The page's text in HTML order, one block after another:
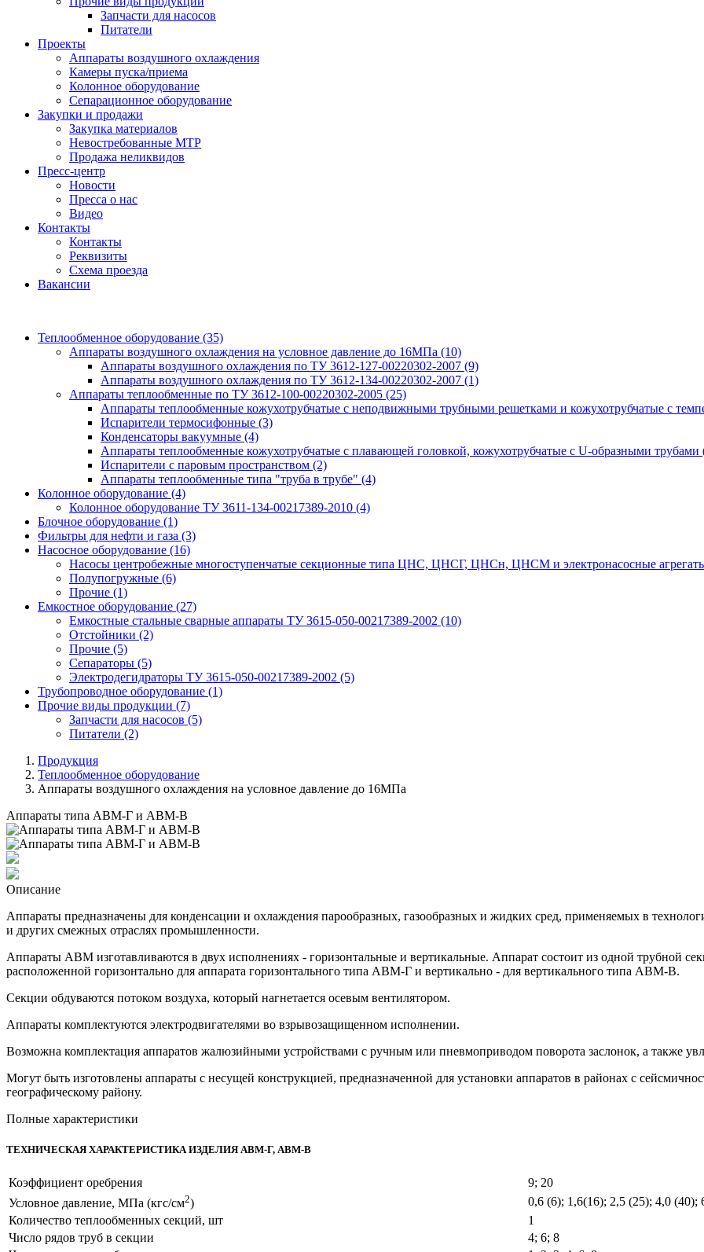
Запчасти для насосов
Питатели
Проекты
Аппараты воздушного охлаждения
Камеры пуска/приема
Колонное оборудование
Сепарационное оборудование
Закупки и продажи
Закупка материалов
Невостребованные МТР
Продажа неликвидов
Пресс-центр
Новости
Пресса о нас
Видео
Контакты
Контакты
Реквизиты
Схема проезда
Вакансии
Теплообменное оборудование (35)
Аппараты воздушного охлаждения на условное давление до 16МПа (10)
Аппараты воздушного охлаждения по ТУ 3612-127-00220302-2007 (9)
Аппараты воздушного охлаждения по ТУ 3612-134-00220302-2007 (1)
Аппараты теплообменные по ТУ 3612-100-00220302-2005 (25)
Аппараты теплообменные кожухотрубчатые с неподвижными трубными решетками и кожухотрубчатые с
Испарители термосифонные (3)
Конденсаторы вакуумные (4)
Аппараты теплообменные кожухотрубчатые с плавающей головкой, кожухотрубчатые с U-образными трубами
Испарители с паровым пространством (2)
Аппараты теплообменные типа "труба в трубе" (4)
Колонное оборудование (4)
Колонное оборудование ТУ 3611-134-00217389-2010 (4)
Блочное оборудование (1)
Фильтры для нефти и газа (3)
Насосное оборудование (16)
Насосы центробежные многоступенчатые секционные типа ЦНС, ЦНСГ, ЦНСн, ЦНСМ и электронасосные
Полупогружные (6)
Прочие (1)
Емкостное оборудование (27)
Емкостные стальные сварные аппараты ТУ 3615-050-00217389-2002 (10)
Отстойники (2)
Прочие (5)
Сепараторы (5)
Электродегидраторы ТУ 3615-050-00217389-2002 (5)
Трубопроводное оборудование (1)
Прочие виды продукции (7)
Запчасти для насосов (5)
Питатели (2)
Продукция
Теплообменное оборудование
Аппараты воздушного охлаждения на условное давление до 16МПа
Аппараты типа АВМ-Г и АВМ-В
Описание
Аппараты предназначены для конденсации и охлаждения парообразных, газообразных и жидких сред, применяемых в
и других смежных отраслях промышленности.
Аппараты АВМ изготавливаются в двух исполнениях - горизонтальные и вертикальные. Аппарат состоит из одной трубной
расположенной горизонтально для аппарата горизонтального типа АВМ-Г и вертикально - для вертикального типа АВМ-В.
Секции обдуваются потоком воздуха, который нагнетается осевым вентилятором.
Аппараты комплектуются электродвигателями во взрывозащищенном исполнении.
Возможна комплектация аппаратов жалюзийными устройствами с ручным или пневмоприводом поворота заслонок, а также
Могут быть изготовлены аппараты с несущей конструкцией, предназначенной для установки аппаратов в районах с
географическому району.
Полные характеристики
ТЕХНИЧЕСКАЯ ХАРАКТЕРИСТИКА ИЗДЕЛИЯ АВМ-Г, АВМ-В
Коэффициент оребрения
9; 20
Условное давление, МПа (кгс/см2)
0,6 (6); 1,6(16); 2,5 (25); 4,0 (40);
Количество теплообменных секций, шт
1
Число рядов труб в секции
4; 6; 8